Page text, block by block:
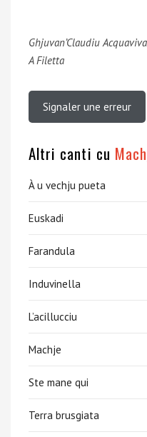
Ghjuvan’Claudiu
A Filetta
Signaler une erreur
Altri canti cu
À u vechju pueta
Euskadi
Farandula
Induvinella
L’acillucciu
Machje
Ste mane qui
Terra brusgiata